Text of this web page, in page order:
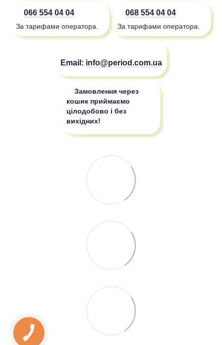
066 554 04 04
За тарифами оператора.
068 554 04 04
За тарифами оператора.
Email: info@period.com.ua
Замовлення через
кошик приймаємо
цілодобово і без
вихідних!